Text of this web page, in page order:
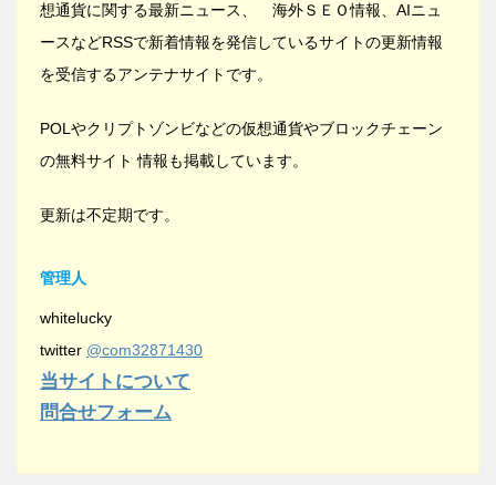
想通貨に関する最新ニュース、 海外ＳＥＯ情報、AIニュ
ースなどRSSで新着情報を発信しているサイトの更新情報
を受信するアンテナサイトです。
POLやクリプトゾンビなどの仮想通貨やブロックチェーン
の無料サイト 情報も掲載しています。
更新は不定期です。
管理人
whitelucky
twitter @com32871430
当サイトについて
問合せフォーム